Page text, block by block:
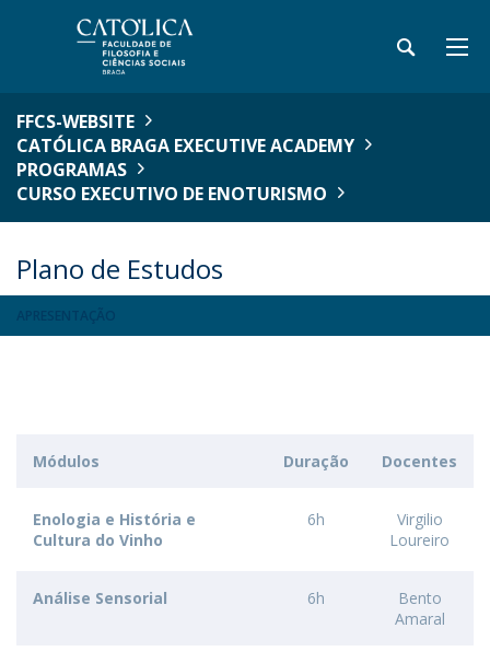
FFCS-WEBSITE
CATÓLICA BRAGA EXECUTIVE ACADEMY
PROGRAMAS
CURSO EXECUTIVO DE ENOTURISMO
Plano de Estudos
Módulos Duração Docentes
Enologia e História e
Cultura do Vinho
6h
Virgilio
Loureiro
Análise Sensorial 6h
Bento
Amaral